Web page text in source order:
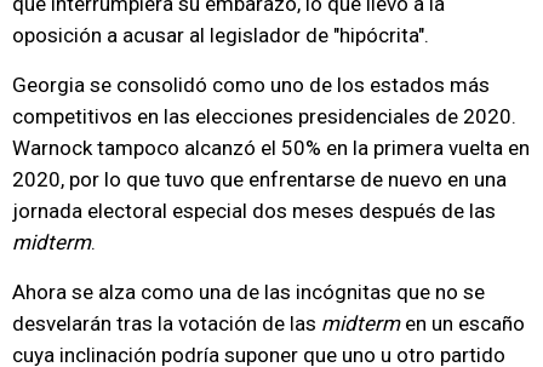
oposición a acusar al legislador de "hipócrita".
Georgia se consolidó como uno de los estados más
competitivos en las elecciones presidenciales de 2020.
Warnock tampoco alcanzó el 50% en la primera vuelta en
2020, por lo que tuvo que enfrentarse de nuevo en una
jornada electoral especial dos meses después de las
midterm.
Ahora se alza como una de las incógnitas que no se
desvelarán tras la votación de las midtermen un escaño
cuya inclinación podría suponer que uno u otro partido